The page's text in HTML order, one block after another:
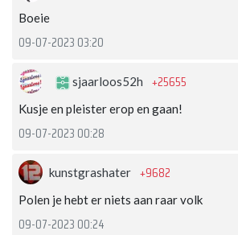
Boeie
09-07-2023 03:20
sjaarloos52h +25655
Kusje en pleister erop en gaan!
09-07-2023 00:28
kunstgrashater +9682
Polen je hebt er niets aan raar volk
09-07-2023 00:24